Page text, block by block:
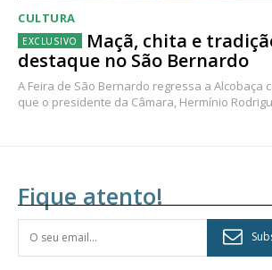
CULTURA
Maçã, chita e
destaque no São Bernardo
A Feira de São Bernardo regressa a Alcobaça
que o presidente da Câmara, Hermínio
Fique atento!